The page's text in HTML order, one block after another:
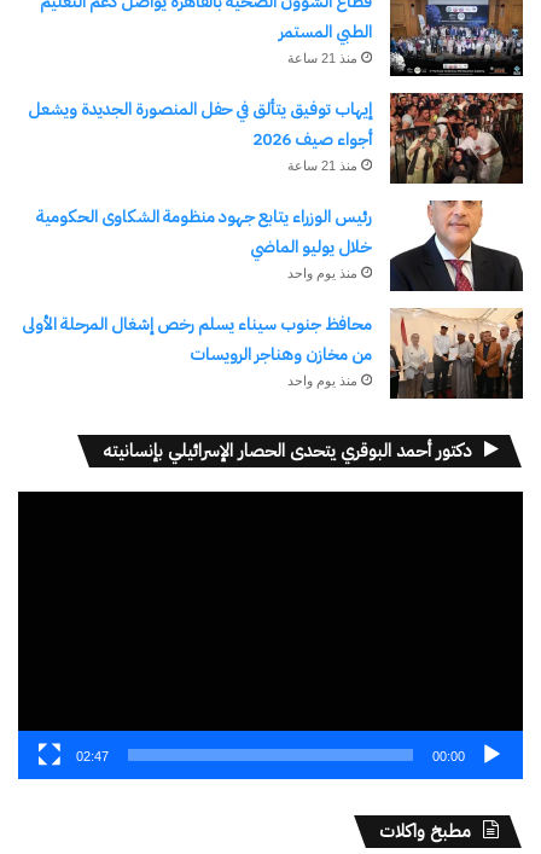
نسخ الرابط
الطبي المستمر
منذ 21 ساعة
إيهاب توفيق يتألق في حفل المنصورة الجديدة ويشعل
أجواء صيف 2026
منذ 21 ساعة
رئيس الوزراء يتابع جهود منظومة الشكاوى الحكومية
خلال يوليو الماضي
منذ يوم واحد
محافظ جنوب سيناء يسلم رخص إشغال المرحلة الأولى
من مخازن وهناجر الرويسات
منذ يوم واحد
دكتور أحمد البوقري يتحدى الحصار الإسرائيلي بإنسانيته
00:00
02:47
مطبخ واكلات